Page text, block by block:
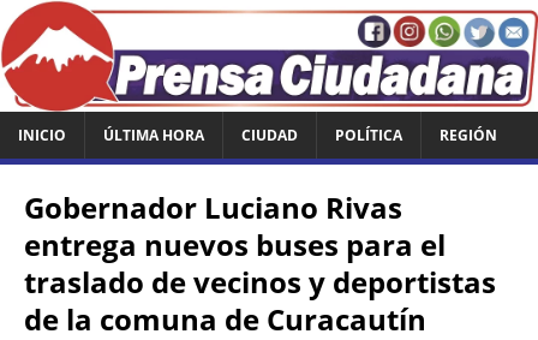
INICIO ÚLTIMA HORA CIUDAD POLÍTICA REGIÓN
Gobernador Luciano Rivas
entrega nuevos buses para el
traslado de vecinos y deportistas
de la comuna de Curacautín